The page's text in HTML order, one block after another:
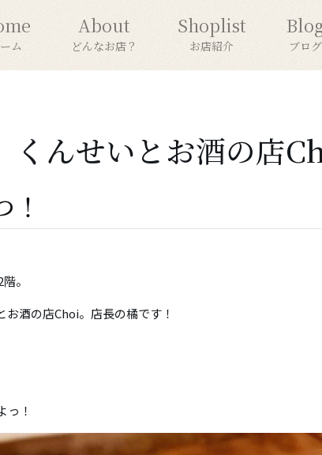
ム
About
どんなお店？
Shoplist
お店紹介 ブログ
くんせいとお酒の店
。
酒の店Choi。店長の橘です！
っ！